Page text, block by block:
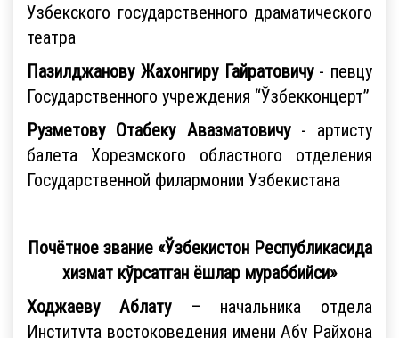
Узбекского государственного драматического
театра
Пазилджанову Жахонгиру Гайратовичу- певцу
Государственного учреждения “Ўзбекконцерт”
Рузметову Отабеку Авазматовичу- артисту
балета Хорезмского областного отделения
Государственной филармонии Узбекистана
Почётное звание «Ўзбекистон Республикасида
хизмат кўрсатган ёшлар мураббийси»
Ходжаеву Аблату– начальника отдела
Института востоковедения имени Абу Райхона